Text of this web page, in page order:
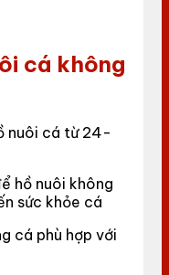
cá không
nuôi cá từ 24-
hồ nuôi không
sức khỏe cá
cá phù hợp với